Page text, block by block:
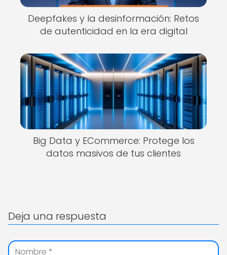
Deepfakes y la desinformación: Retos
de autenticidad en la era digital
Big Data y ECommerce: Protege los
datos masivos de tus clientes
Deja una respuesta